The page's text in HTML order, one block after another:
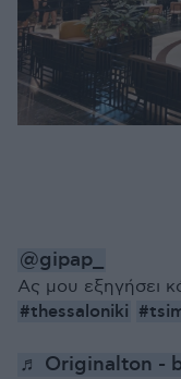
@gipap_
Ας μου εξηγήσει
#thessaloniki
♬ Originalton -